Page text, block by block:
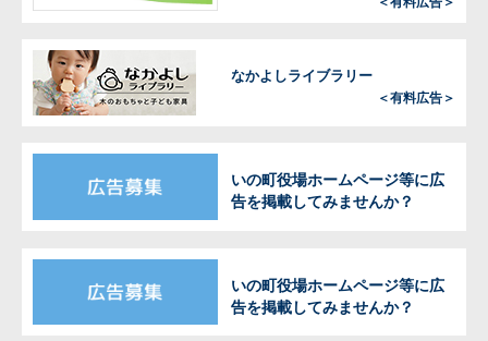
＜有料広告＞
なかよしライブラリー
＜有料広告＞
いの町役場ホームページ等に広
告を掲載してみませんか？
いの町役場ホームページ等に広
告を掲載してみませんか？